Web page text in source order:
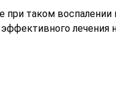
при таком воспалении
лечения